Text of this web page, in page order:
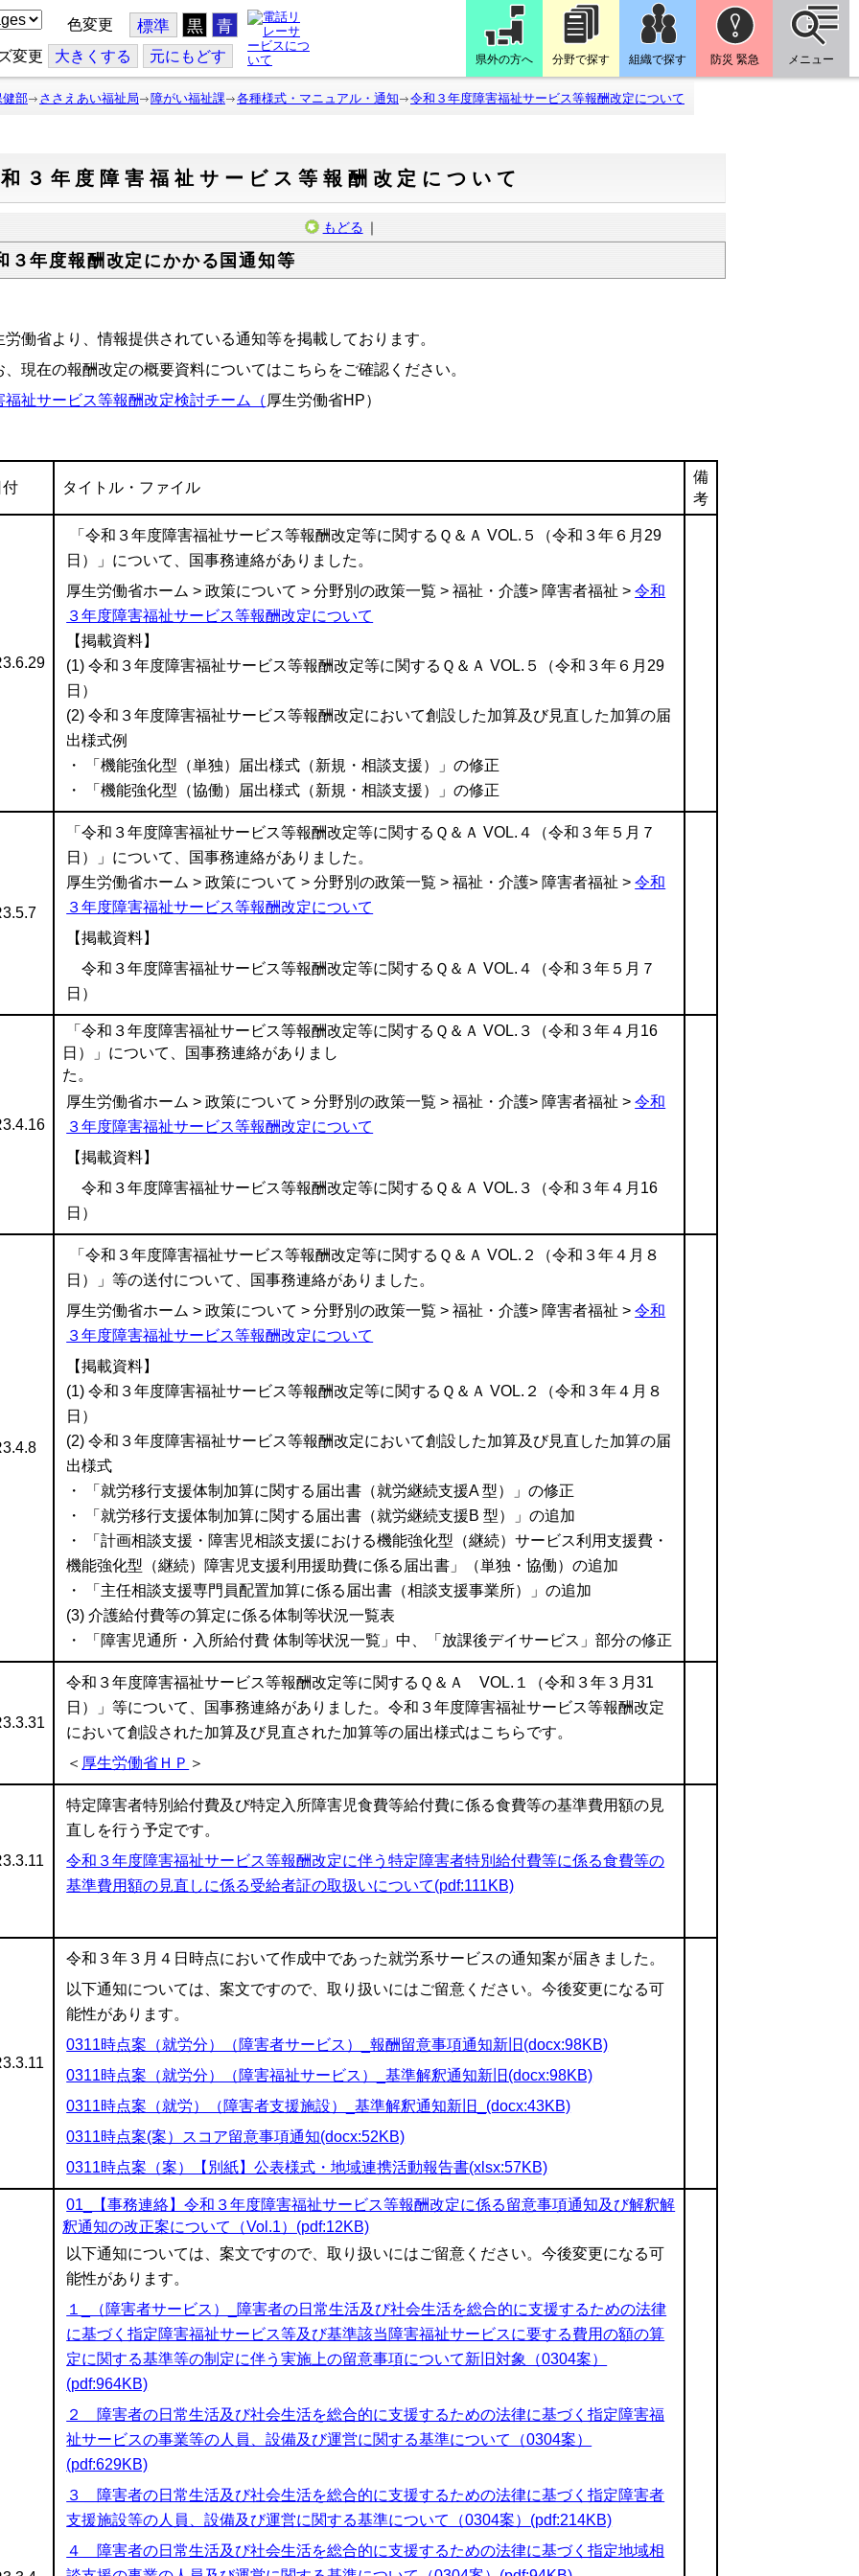
色変更 標準 黒 青
変更 大きくする 元にもどす 県外の方へ 分野で探す 組織で探す 防災 緊急 メニュー
健部 ささえあい福祉局 障がい福祉課 各種様式・マニュアル・通知 令和３年度障害福祉サービス等報酬改定について
３年度障害福祉サービス等報酬改定について
もどる ｜
３年度報酬改定にかかる国通知等
労働省より、情報提供されている通知等を掲載しております。
、現在の報酬改定の概要資料についてはこちらをご確認ください。
福祉サービス等報酬改定検討チーム（ 厚生労働省HP）
付 タイトル・ファイル
備
考
「令和３年度障害福祉サービス等報酬改定等に関するＱ＆Ａ VOL.５（令和３年６月29
日）」について、国事務連絡がありました。
厚生労働省ホーム > 政策について > 分野別の政策一覧 > 福祉・介護> 障害者福祉 >令和
３年度障害福祉サービス等報酬改定について
【掲載資料】
(1) 令和３年度障害福祉サービス等報酬改定等に関するＱ＆Ａ VOL.５（令和３年６月29
日）
(2) 令和３年度障害福祉サービス等報酬改定において創設した加算及び見直した加算の届
出様式例
・ 「機能強化型（単独）届出様式（新規・相談支援）」の修正
・ 「機能強化型（協働）届出様式（新規・相談支援）」の修正
「令和３年度障害福祉サービス等報酬改定等に関するＱ＆Ａ VOL.４（令和３年５月７
日）」について、国事務連絡がありました。
厚生労働省ホーム > 政策について > 分野別の政策一覧 > 福祉・介護> 障害者福祉 >令和
３年度障害福祉サービス等報酬改定について
【掲載資料】
令和３年度障害福祉サービス等報酬改定等に関するＱ＆Ａ VOL.４（令和３年５月７
日）
「令和３年度障害福祉サービス等報酬改定等に関するＱ＆Ａ VOL.３（令和３年４月16
日）」について、国事務連絡がありまし
た。
厚生労働省ホーム > 政策について > 分野別の政策一覧 > 福祉・介護> 障害者福祉 >令和
３年度障害福祉サービス等報酬改定について
【掲載資料】
令和３年度障害福祉サービス等報酬改定等に関するＱ＆Ａ VOL.３（令和３年４月16
日）
「令和３年度障害福祉サービス等報酬改定等に関するＱ＆Ａ VOL.２（令和３年４月８
日）」等の送付について、国事務連絡がありました。
厚生労働省ホーム > 政策について > 分野別の政策一覧 > 福祉・介護> 障害者福祉 >令和
３年度障害福祉サービス等報酬改定について
【掲載資料】
(1) 令和３年度障害福祉サービス等報酬改定等に関するＱ＆Ａ VOL.２（令和３年４月８
日）
(2) 令和３年度障害福祉サービス等報酬改定において創設した加算及び見直した加算の届
出様式
・ 「就労移行支援体制加算に関する届出書（就労継続支援A 型）」の修正
・ 「就労移行支援体制加算に関する届出書（就労継続支援B 型）」の追加
・ 「計画相談支援・障害児相談支援における機能強化型（継続）サービス利用支援費・
機能強化型（継続）障害児支援利用援助費に係る届出書」（単独・協働）の追加
・ 「主任相談支援専門員配置加算に係る届出書（相談支援事業所）」の追加
(3) 介護給付費等の算定に係る体制等状況一覧表
・ 「障害児通所・入所給付費 体制等状況一覧」中、「放課後デイサービス」部分の修正
令和３年度障害福祉サービス等報酬改定等に関するＱ＆Ａ VOL.１（令和３年３月31
日）」等について、国事務連絡がありました。令和３年度障害福祉サービス等報酬改定
において創設された加算及び見直された加算等の届出様式はこちらです。
＜ 厚生労働省ＨＰ ＞
特定障害者特別給付費及び特定入所障害児食費等給付費に係る食費等の基準費用額の見
直しを行う予定です。
令和３年度障害福祉サービス等報酬改定に伴う特定障害者特別給付費等に係る食費等の
基準費用額の見直しに係る受給者証の取扱いについて(pdf:111KB)
令和３年３月４日時点において作成中であった就労系サービスの通知案が届きました。
以下通知については、案文ですので、取り扱いにはご留意ください。今後変更になる可
能性があります。
0311時点案（就労分）（障害者サービス）_報酬留意事項通知新旧(docx:98KB)
0311時点案（就労分）（障害福祉サービス）_基準解釈通知新旧(docx:98KB)
0311時点案（就労）（障害者支援施設）_基準解釈通知新旧_(docx:43KB)
0311時点案(案）スコア留意事項通知(docx:52KB)
0311時点案（案）【別紙】公表様式・地域連携活動報告書(xlsx:57KB)
01_【事務連絡】令和３年度障害福祉サービス等報酬改定に係る留意事項通知及び解釈解
釈通知の改正案について（Vol.1）(pdf:12KB)
以下通知については、案文ですので、取り扱いにはご留意ください。今後変更になる可
能性があります。
１_（障害者サービス）_障害者の日常生活及び社会生活を総合的に支援するための法律
に基づく指定障害福祉サービス等及び基準該当障害福祉サービスに要する費用の額の算
定に関する基準等の制定に伴う実施上の留意事項について新旧対象（0304案）
(pdf:964KB)
２＿障害者の日常生活及び社会生活を総合的に支援するための法律に基づく指定障害福
祉サービスの事業等の人員、設備及び運営に関する基準について（0304案）
(pdf:629KB)
３＿障害者の日常生活及び社会生活を総合的に支援するための法律に基づく指定障害者
支援施設等の人員、設備及び運営に関する基準について（0304案）(pdf:214KB)
４＿障害者の日常生活及び社会生活を総合的に支援するための法律に基づく指定地域相